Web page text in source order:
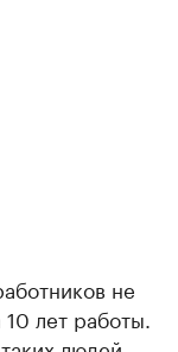
не
лет работы.